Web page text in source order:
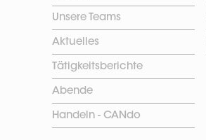
Unsere Teams
Aktuelles
Tätigkeitsberichte
Abende
Handeln - CANdo